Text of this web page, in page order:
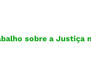
sobre a